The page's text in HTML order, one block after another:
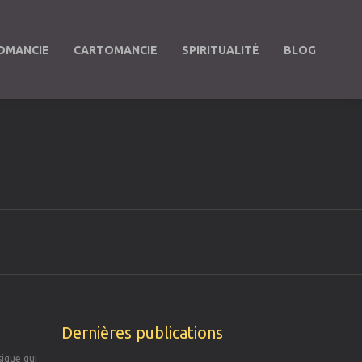
CARTOMANCIE SPIRITUALITÉ BLOG
qui
Dernières publications